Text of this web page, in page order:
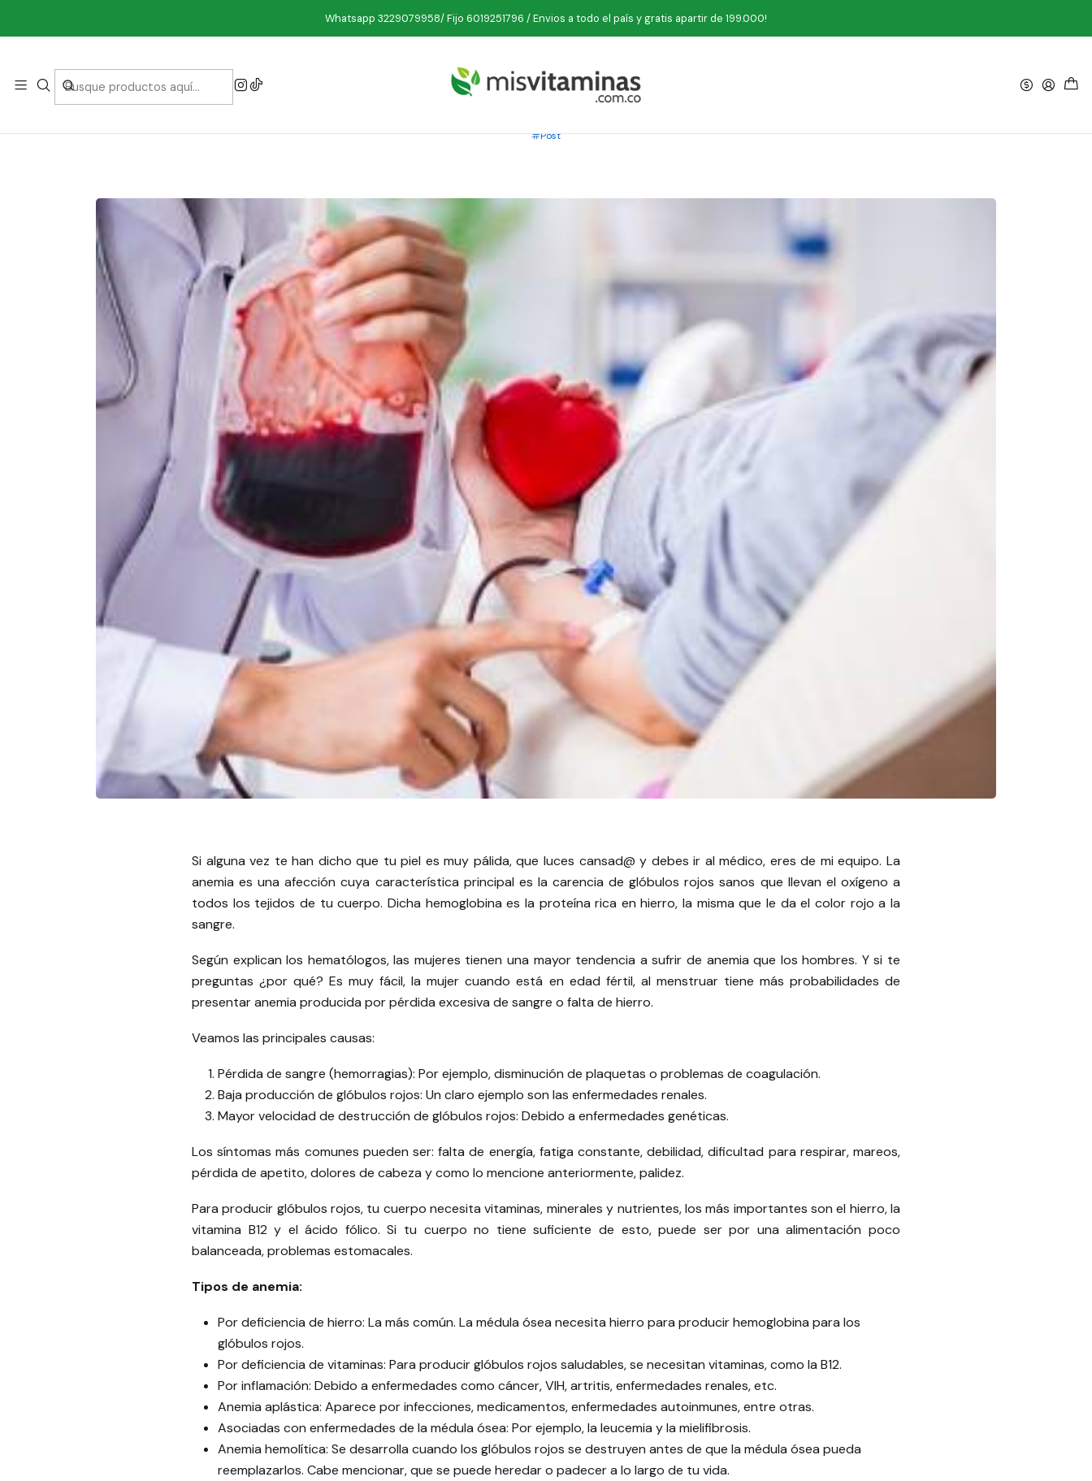
Whatsapp 3229079958/ Fijo 6019251796 / Envios a todo el país y gratis apartir de 199.000!
Inicio Post ANEMIA: ¿CONSUMES SUFICIENTE HIERRO?
PUBLICADO EL 17/7/2020
ANEMIA: ¿CONSUMES SUFICIENTE HIERRO?
Post
Si alguna vez te han dicho que tu piel es muy pálida, que luces cansad@ y debes ir al médico, eres de mi equipo. La
anemia es una afección cuya característica principal es la carencia de glóbulos rojos sanos que llevan el oxígeno a
todos los tejidos de tu cuerpo. Dicha hemoglobina es la proteína rica en hierro, la misma que le da el color rojo a la
sangre.
Según explican los hematólogos, las mujeres tienen una mayor tendencia a sufrir de anemia que los hombres. Y si te
preguntas ¿por qué? Es muy fácil, la mujer cuando está en edad fértil, al menstruar tiene más probabilidades de
presentar anemia producida por pérdida excesiva de sangre o falta de hierro.
Veamos las principales causas:
Pérdida de sangre (hemorragias): Por ejemplo, disminución de plaquetas o problemas de coagulación.
Baja producción de glóbulos rojos: Un claro ejemplo son las enfermedades renales.
Mayor velocidad de destrucción de glóbulos rojos: Debido a enfermedades genéticas.
Los síntomas más comunes pueden ser: falta de energía, fatiga constante, debilidad, dificultad para respirar, mareos,
pérdida de apetito, dolores de cabeza y como lo mencione anteriormente, palidez.
Para producir glóbulos rojos, tu cuerpo necesita vitaminas, minerales y nutrientes, los más importantes son el hierro, la
vitamina B12 y el ácido fólico. Si tu cuerpo no tiene suficiente de esto, puede ser por una alimentación poco
balanceada, problemas estomacales.
Tipos de anemia:
Por deficiencia de hierro: La más común. La médula ósea necesita hierro para producir hemoglobina para los
glóbulos rojos.
Por deficiencia de vitaminas: Para producir glóbulos rojos saludables, se necesitan vitaminas, como la B12.
Por inflamación: Debido a enfermedades como cáncer, VIH, artritis, enfermedades renales, etc.
Anemia aplástica: Aparece por infecciones, medicamentos, enfermedades autoinmunes, entre otras.
Asociadas con enfermedades de la médula ósea: Por ejemplo, la leucemia y la mielifibrosis.
Anemia hemolítica: Se desarrolla cuando los glóbulos rojos se destruyen antes de que la médula ósea pueda
reemplazarlos. Cabe mencionar, que se puede heredar o padecer a lo largo de tu vida.